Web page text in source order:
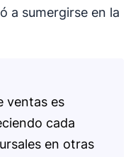
ventas es
cada
en otras
a sumergirse en la